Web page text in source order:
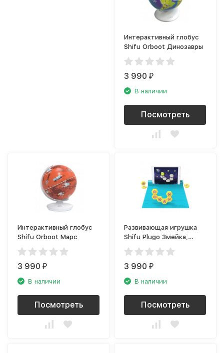
Интерактивный глобус
Shifu Orboot Динозавры
3 990₽
В наличии
Посмотреть
Интерактивный глобус
Shifu Orboot Марс
3 990₽
В наличии
Посмотреть
Развивающая игрушка
Shifu Plugo Змейка,
синий
3 990₽
В наличии
Посмотреть